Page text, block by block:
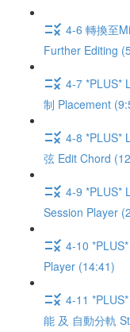
4-6 轉換至
Further Editing
4-7 *PLUS*
制 Placement
4-8 *PLUS*
弦 Edit Chord
4-9 *PLUS*
Session Player
4-10
Player (14:41)
4-11
能 及 自動分軌